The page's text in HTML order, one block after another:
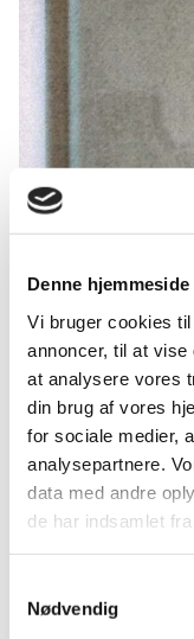
Denne
Vi bruger cookies
annoncer, til at
at analysere vores
din brug af vores
for sociale medier,
analysepartnere.
data med andre
de har indsamlet
Nødvendig